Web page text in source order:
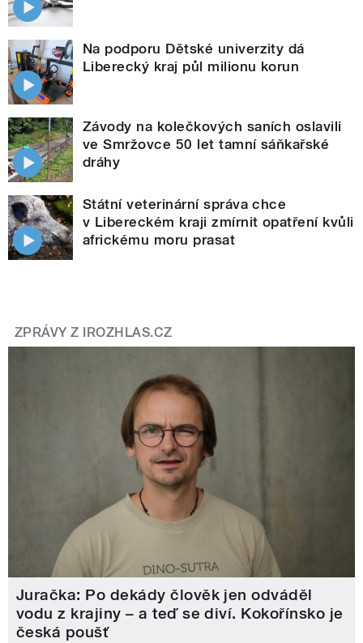
Na podporu Dětské univerzity dá
Liberecký kraj půl milionu korun
Závody na kolečkových saních oslavili
ve Smržovce 50 let tamní sáňkařské
dráhy
Státní veterinární správa chce
v Libereckém kraji zmírnit opatření kvůli
africkému moru prasat
ZPRÁVY Z IROZHLAS.CZ
Juračka: Po dekády člověk jen odváděl
vodu z krajiny – a teď se diví. Kokořínsko je
česká poušť